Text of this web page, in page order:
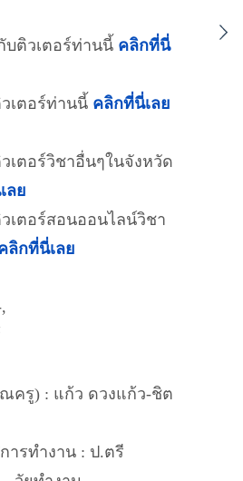
บติวเตอร์ท่านนี้ คลิกที่นี่
เตอร์ท่านนี้ คลิกที่นี่เลย
เตอร์วิชาอื่นๆในจังหวัด
ลย
เตอร์สอนออนไลน์วิชา
ลิกที่นี่เลย
ครู) : แก้ว ดวงแก้ว-ชิต
ารทำงาน : ป.ตรี